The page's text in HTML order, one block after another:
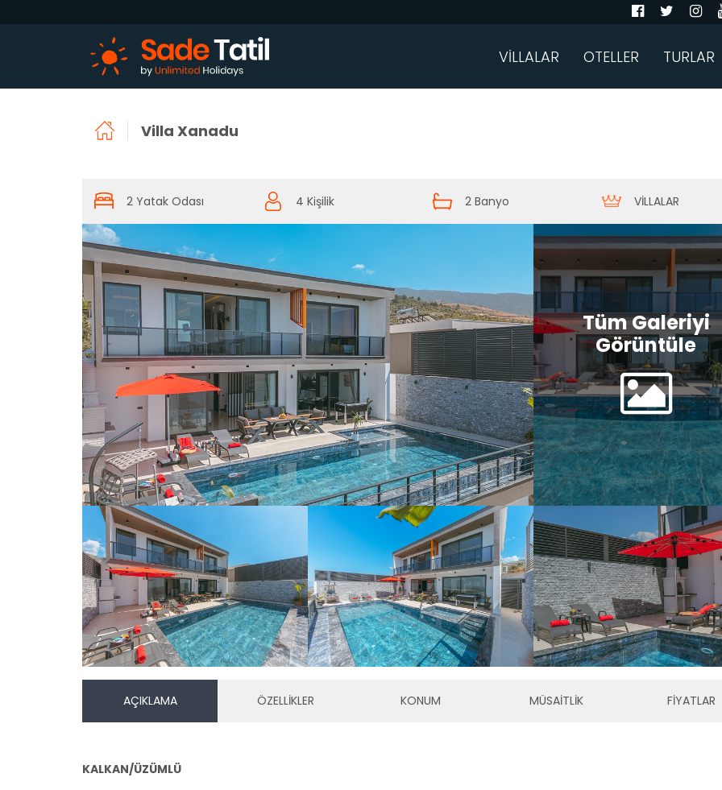
VİLLALAR OTELLER TURLAR
Villa Xanadu
2 Yatak Odası 4 Kişilik 2 Banyo VİLLALAR
Tüm Galeriyi
Görüntüle
AÇIKLAMA ÖZELLİKLER KONUM MÜSAİTLİK FİYATLAR
KALKAN/ÜZÜMLÜ